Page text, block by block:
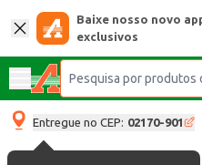
Baixe nosso novo
exclusivos
Entregue no CEP: 02170-901